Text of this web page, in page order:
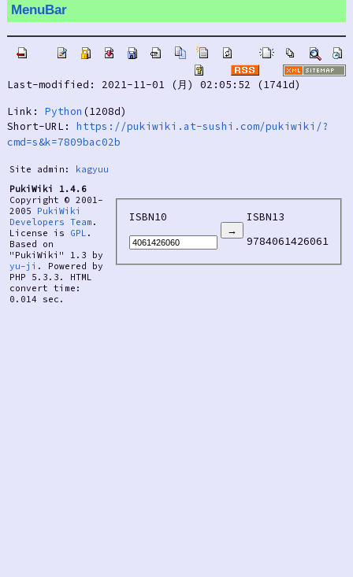
MenuBar
Last-modified: 2021-11-01 (月) 02:05:52 (1741d)
Link: Python (1208d)
Short-URL: https://pukiwiki.at-sushi.com/pukiwiki/?
cmd=s&k=7809bac02b
Site admin:
kagyuu
PukiWiki 1.4.6
Copyright © 2001-
2005 PukiWiki
Developers Team .
License is GPL .
Based on
"PukiWiki" 1.3 by
yu-ji . Powered by
PHP 5.3.3. HTML
convert time:
0.014 sec.
ISBN10
ISBN13
9784061426061